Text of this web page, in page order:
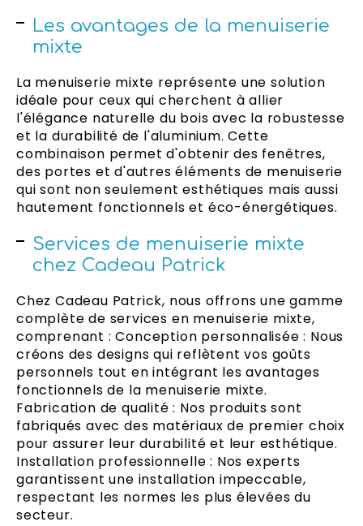
Les avantages de la menuiserie
mixte
La menuiserie mixte représente une solution
idéale pour ceux qui cherchent à allier
l'élégance naturelle du bois avec la robustesse
et la durabilité de l'aluminium. Cette
combinaison permet d'obtenir des fenêtres,
des portes et d'autres éléments de menuiserie
qui sont non seulement esthétiques mais aussi
hautement fonctionnels et éco-énergétiques.
Services de menuiserie mixte
chez Cadeau Patrick
Chez Cadeau Patrick, nous offrons une gamme
complète de services en menuiserie mixte,
comprenant : Conception personnalisée : Nous
créons des designs qui reflètent vos goûts
personnels tout en intégrant les avantages
fonctionnels de la menuiserie mixte.
Fabrication de qualité : Nos produits sont
fabriqués avec des matériaux de premier choix
pour assurer leur durabilité et leur esthétique.
Installation professionnelle : Nos experts
garantissent une installation impeccable,
respectant les normes les plus élevées du
secteur.